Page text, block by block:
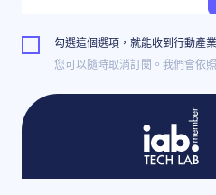
勾選這個選項，就能收到行動產
您可以隨時取消訂閱。我們會依